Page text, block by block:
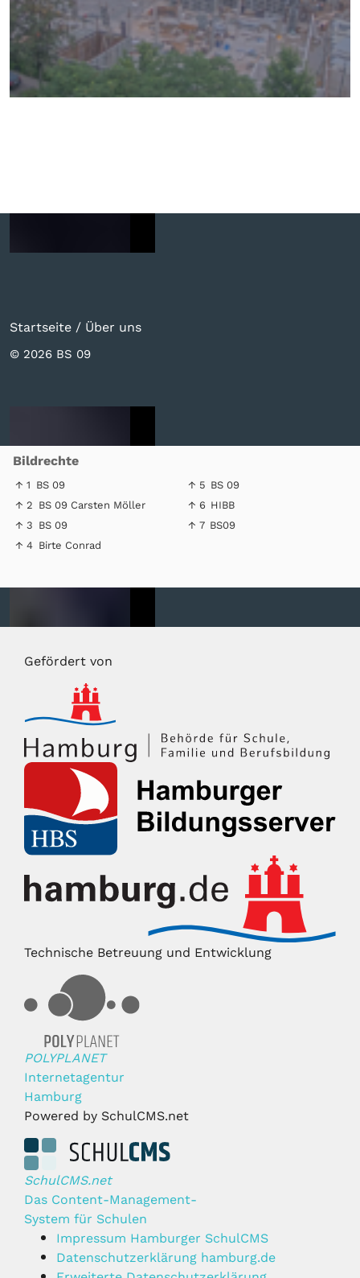
Startseite / Über uns
© 2026 BS 09
Bildrechte
↑ 1 BS 09
↑ 2 BS 09 Carsten Möller
↑ 3 BS 09
↑ 4 Birte Conrad
↑ 5 BS 09
↑ 6 HIBB
↑ 7 BS09
Gefördert von
Technische Betreuung und Entwicklung
POLYPLANET
Internetagentur
Hamburg
Powered by SchulCMS.net
SchulCMS.net
Das Content-Management-
System für Schulen
Impressum Hamburger SchulCMS
Datenschutzerklärung hamburg.de